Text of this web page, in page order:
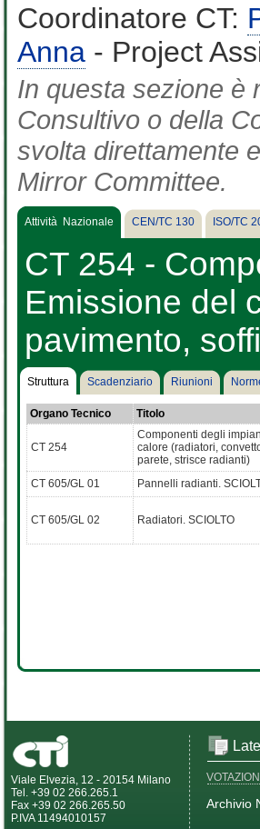
Coordinatore CT:
Anna - Project
In questa sezione è
Consultivo o della
svolta direttamente
Mirror Committee.
Attività Nazionale CEN/TC 130 ISO/TC
CT 254 -
Emissione del
pavimento,
Struttura Scadenziario Riunioni
Organo Tecnico Titolo
CT 254
Componenti degli
calore (radiatori,
parete, strisce radianti)
CT 605/GL 01
Pannelli radianti.
CT 605/GL 02 Radiatori. SCIOLTO
Viale Elvezia, 12 - 20154 Milano
Tel. +39 02 266.265.1
Fax +39 02 266.265.50
P.IVA 11494010157
Archivio